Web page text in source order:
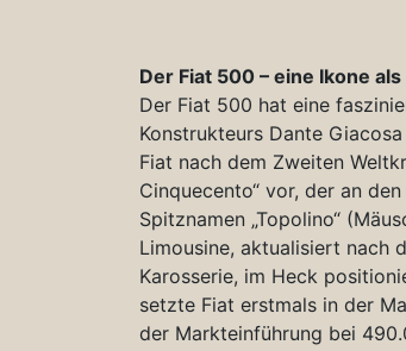
Der Fiat 500 – eine Ikone
Der Fiat 500 hat eine
Konstrukteurs Dante
Fiat nach dem Zweiten
Cinquecento“ vor, der an
Spitznamen „Topolino“
Limousine, aktualisiert nach
Karosserie, im Heck
setzte Fiat erstmals in der
der Markteinführung bei